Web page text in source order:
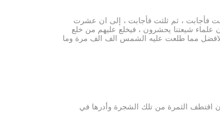
فأجابت ، ثم ثلثت فأجابت ، إلى ان عشرت
شيعتنا يحشرون ، فيخلع عليهم من خلع
لافضل مما طلعت عليه الشمس الف الف مرة وما
اقتطف الثمرة من تلك الشجرة وأدرها في